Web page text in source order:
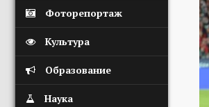
Фоторепортаж
Культура
Образование
Наука